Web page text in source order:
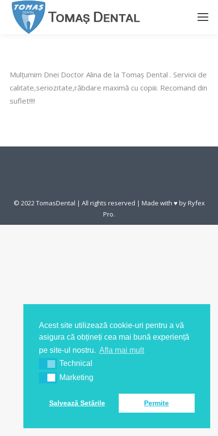
Acest site utilizează cookie-uri pentru a vă
asigura că obțineți cea mai bună experiență
pe site-ul nostru. Afla mai mult
Technical
Marketing
Salvează Setările Permite
Mulțumim Dnei Doctor Alina de la Tomaș Dental . Servicii de
calitate,seriozitate,răbdare maximă cu copiii. Recomand din
suflet!!!!
© 2022 TomasDental | All rights reserved | Made with ♥ byRyfex
Pro.